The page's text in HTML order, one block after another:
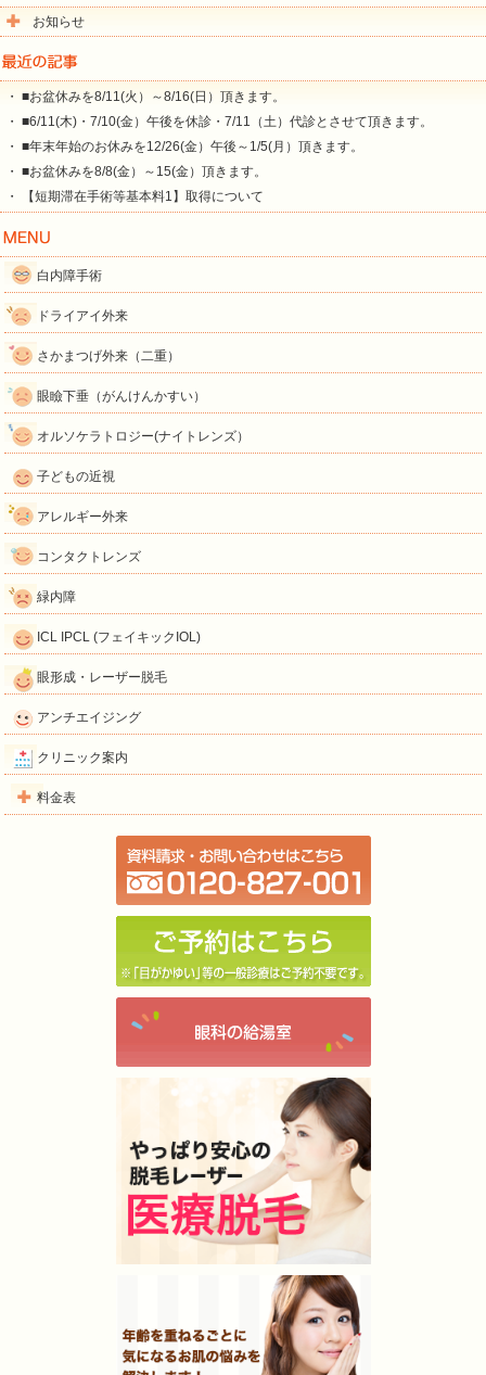
お知らせ
・ ■お盆休みを8/11(火）～8/16(日）頂きます。
・ ■6/11(木)・7/10(金）午後を休診・7/11（土）代診とさせて頂きます。
・ ■年末年始のお休みを12/26(金）午後～1/5(月）頂きます。
・ ■お盆休みを8/8(金）～15(金）頂きます。
・ 【短期滞在手術等基本料1】取得について
白内障手術
ドライアイ外来
さかまつげ外来（二重）
眼瞼下垂（がんけんかすい）
オルソケラトロジー(ナイトレンズ）
子どもの近視
アレルギー外来
コンタクトレンズ
緑内障
ICL IPCL (フェイキックIOL)
眼形成・レーザー脱毛
アンチエイジング
クリニック案内
料金表